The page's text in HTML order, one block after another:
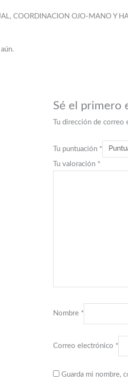
COORDINACION OJO-MANO Y
Sé el primero
Tu dirección de
Tu puntuación *
Tu valoración *
Nombre *
Correo electrónico *
Guarda mi nombre,